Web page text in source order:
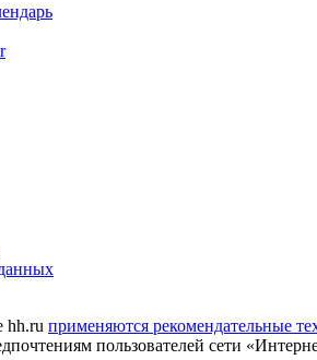
hh.ru применяются рекомендательные
пользователей сети